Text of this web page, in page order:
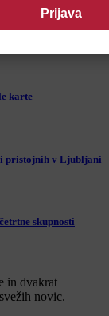
oseba končala v
karte
pristojnih v Ljubljani
skupnosti
in dvakrat
novic.